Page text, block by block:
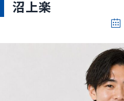
沼上楽